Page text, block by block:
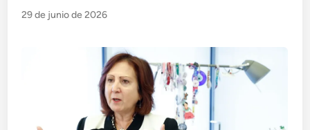
29 de junio de 2026